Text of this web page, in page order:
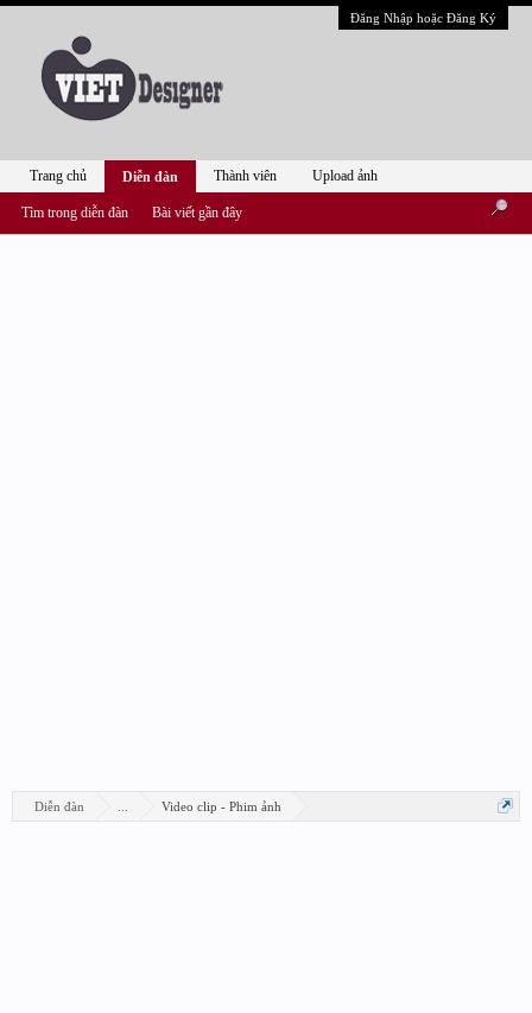
Đăng Nhập hoặc Đăng Ký
Diễn đàn Video clip - Phim ảnh
Trang chủ Diễn đàn
Tìm trong diễn đàn Bài viết gần đây
Thành viên Upload ảnh